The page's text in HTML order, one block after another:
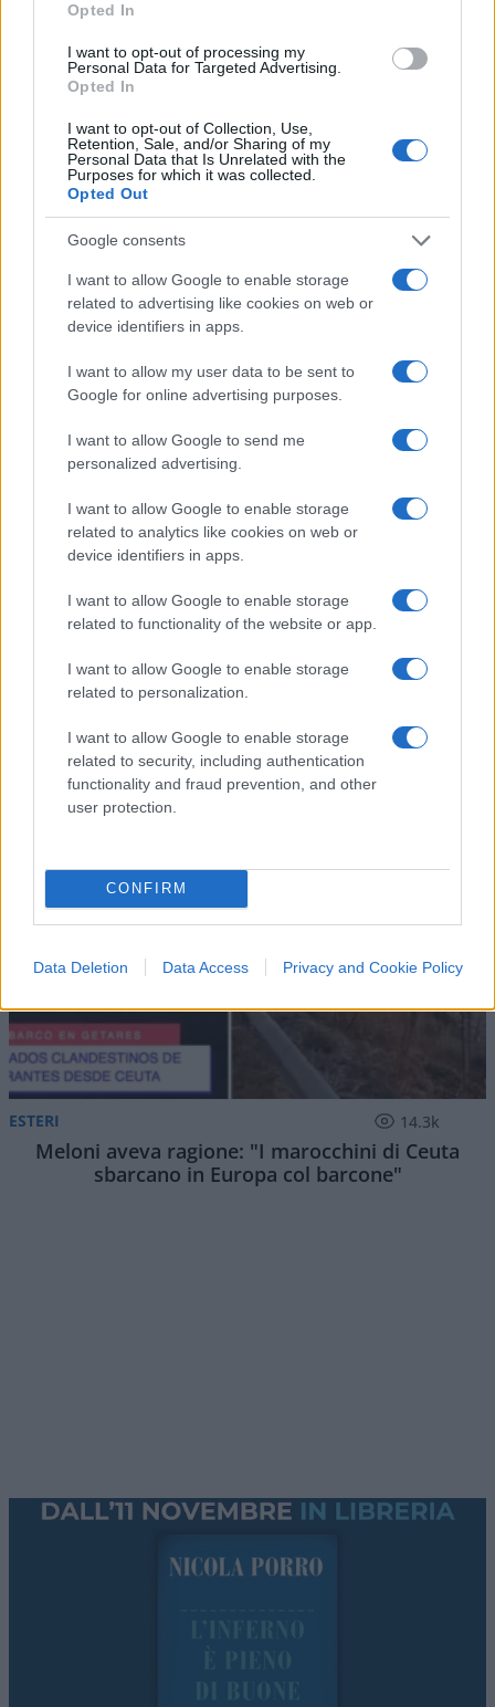
Opted In
I want to opt-out of processing my
Personal Data for Targeted Advertising.
Opted In
I want to opt-out of Collection, Use,
Retention, Sale, and/or Sharing of my
Personal Data that Is Unrelated with the
Purposes for which it was collected.
Opted Out
Google consents
I want to allow Google to enable storage
related to advertising like cookies on web or
device identifiers in apps.
I want to allow my user data to be sent to
Google for online advertising purposes.
I want to allow Google to send me
personalized advertising.
I want to allow Google to enable storage
related to analytics like cookies on web or
device identifiers in apps.
I want to allow Google to enable storage
related to functionality of the website or app.
I want to allow Google to enable storage
related to personalization.
I want to allow Google to enable storage
related to security, including authentication
functionality and fraud prevention, and other
user protection.
CONFIRM
Data Deletion Data Access Privacy and Cookie Policy
Rispondi VIsualizza le risposte
26 Settembre 2023, 18:34 18:34
Saviano dice che il paese resta a vocazione mafiosa anche
dopo la morte di M.M.D. Naturale. Parla di se stesso e di
quelli come lui. Non c’è niente di nuovo.
Rispondi
Carica altri commenti
ESTERI 14.3k
Meloni aveva ragione: "I marocchini di Ceuta
sbarcano in Europa col barcone"